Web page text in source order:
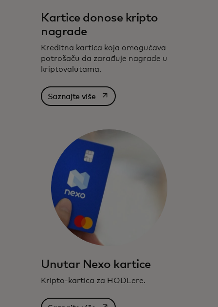
Kartice donose kripto
nagrade
Kreditna kartica koja omogućava
potrošaču da zarađuje nagrade u
kriptovalutama.
Saznajte višeopens in a new tab
Unutar Nexo kartice
Kripto-kartica za HODLere.